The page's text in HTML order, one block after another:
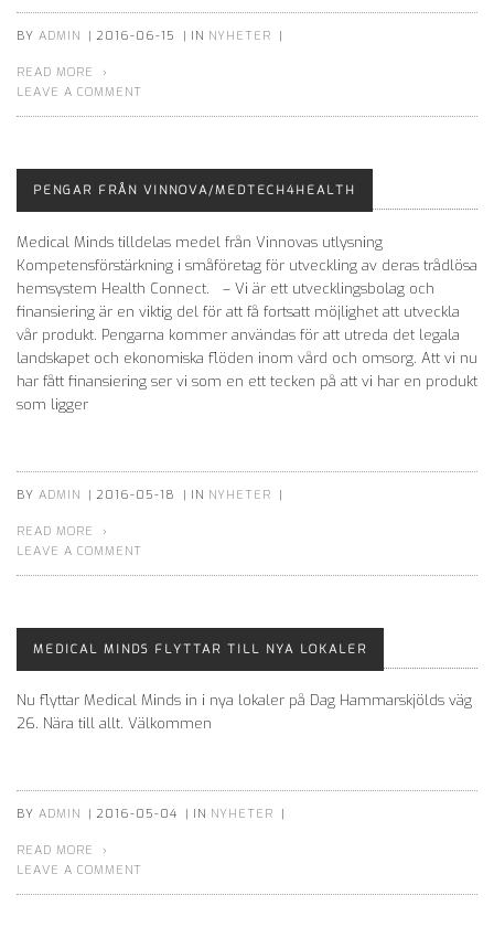
BY ADMIN | 2016-06-15 | IN NYHETER |
READ MORE
LEAVE A COMMENT
PENGAR FRÅN VINNOVA/MEDTECH4HEALTH
Medical Minds tilldelas medel från Vinnovas utlysning
Kompetensförstärkning i småföretag för utveckling av deras trådlösa
hemsystem Health Connect. – Vi är ett utvecklingsbolag och
finansiering är en viktig del för att få fortsatt möjlighet att utveckla
vår produkt. Pengarna kommer användas för att utreda det legala
landskapet och ekonomiska flöden inom vård och omsorg. Att vi nu
har fått finansiering ser vi som en ett tecken på att vi har en produkt
som ligger
BY ADMIN | 2016-05-18 | IN NYHETER |
READ MORE
LEAVE A COMMENT
MEDICAL MINDS FLYTTAR TILL NYA LOKALER
Nu flyttar Medical Minds in i nya lokaler på Dag Hammarskjölds väg
26. Nära till allt. Välkommen
BY ADMIN | 2016-05-04 | IN NYHETER |
READ MORE
LEAVE A COMMENT